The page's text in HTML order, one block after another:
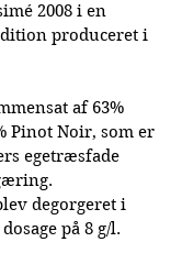
2008 i en
produceret i
af 63%
Pinot Noir, som er
egetræsfade
degorgeret i
på 8 g/l.